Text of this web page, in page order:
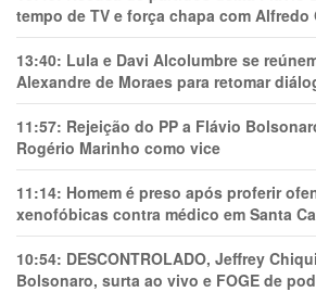
tempo de TV e força chapa com Alfredo
13:40: Lula e Davi Alcolumbre se
Alexandre de Moraes para retomar
11:57: Rejeição do PP a Flávio
Rogério Marinho como vice
11:14: Homem é preso após proferir
xenofóbicas contra médico em Santa
10:54: DESCONTROLADO, Jeffrey
Bolsonaro, surta ao vivo e FOGE de